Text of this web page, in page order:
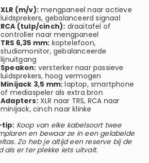
XLR (m/v): mengpaneel naar actieve
luidsprekers, gebalanceerd signaal
RCA (tulp/cinch): draaitafel of
controller naar mengpaneel
TRS 6,35 mm: koptelefoon,
studiomonitor, gebalanceerde
lijnuitgang
Speakon: versterker naar passieve
luidsprekers, hoog vermogen
Minijack 3,5 mm: laptop, smartphone
of mediaspeler als extra bron
Adapters:XLR naar TRS, RCA naar
minijack, cinch naar klinke
tip: Koop van elke kabelsoort twee
en bewaar ze in een gelabelde
Zo heb je altijd een reserve bij de
als er ter plekke iets uitvalt.